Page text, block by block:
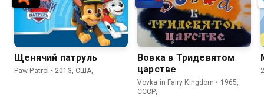
Щенячий патруль
Paw Patrol • 2013, США,
Вовка в Тридевятом
царстве
Vovka in Fairy Kingdom • 1965,
СССР,